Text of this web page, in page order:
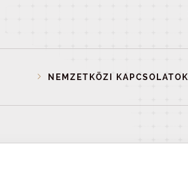
NEMZETKÖZI KAPCSOLATOK